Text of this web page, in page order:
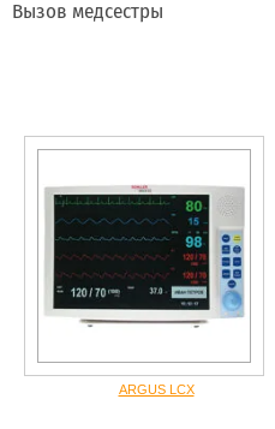
Вызов медсестры
ARGUS LCX